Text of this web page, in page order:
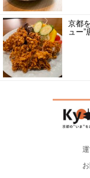
京都
ュー”